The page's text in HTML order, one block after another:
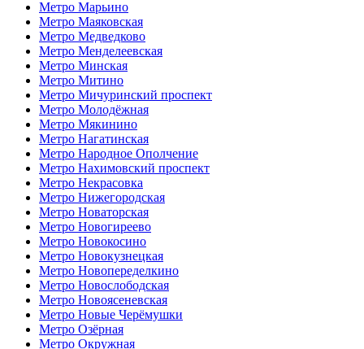
Метро Марьино
Метро Маяковская
Метро Медведково
Метро Менделеевская
Метро Минская
Метро Митино
Метро Мичуринский проспект
Метро Молодёжная
Метро Мякинино
Метро Нагатинская
Метро Народное Ополчение
Метро Нахимовский проспект
Метро Некрасовка
Метро Нижегородская
Метро Новаторская
Метро Новогиреево
Метро Новокосино
Метро Новокузнецкая
Метро Новопеределкино
Метро Новослободская
Метро Новоясеневская
Метро Новые Черёмушки
Метро Озёрная
Метро Окружная